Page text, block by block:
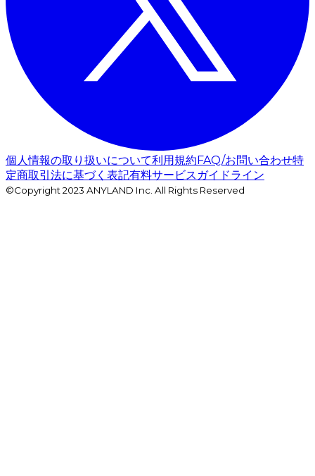
個人情報の取り扱いについて利用規約FAQ/お問い合わせ特
定商取引法に基づく表記有料サービスガイドライン
©Copyright 2023 ANYLAND Inc. All Rights Reserved